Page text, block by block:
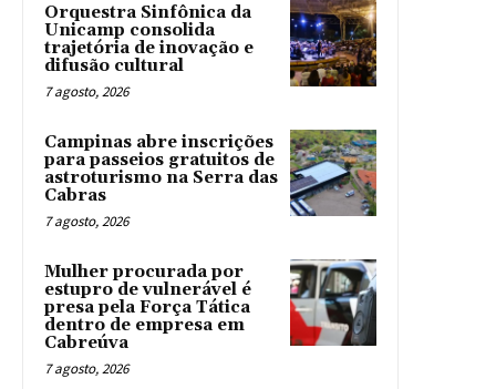
Orquestra Sinfônica da
Unicamp consolida
trajetória de inovação e
difusão cultural
7 agosto, 2026
Campinas abre inscrições
para passeios gratuitos de
astroturismo na Serra das
Cabras
7 agosto, 2026
Mulher procurada por
estupro de vulnerável é
presa pela Força Tática
dentro de empresa em
Cabreúva
7 agosto, 2026